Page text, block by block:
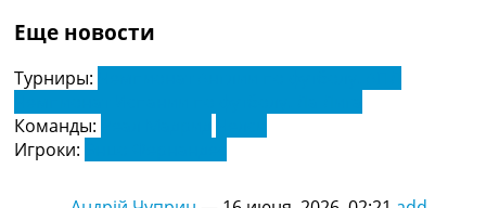
ТВ программа
Еще новости
Турниры:
Команды:
Игроки: